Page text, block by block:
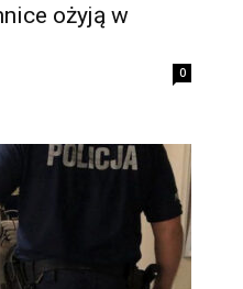
ożyją w
0